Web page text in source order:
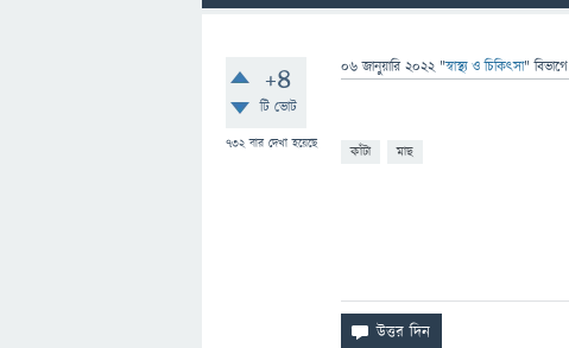
+4
টি ভোট
732বার দেখা হয়েছে
06 জানুয়ারি 2022 "স্বাস্থ্য ও চিকিৎসা" বিভাগে
কাঁটা মাছ